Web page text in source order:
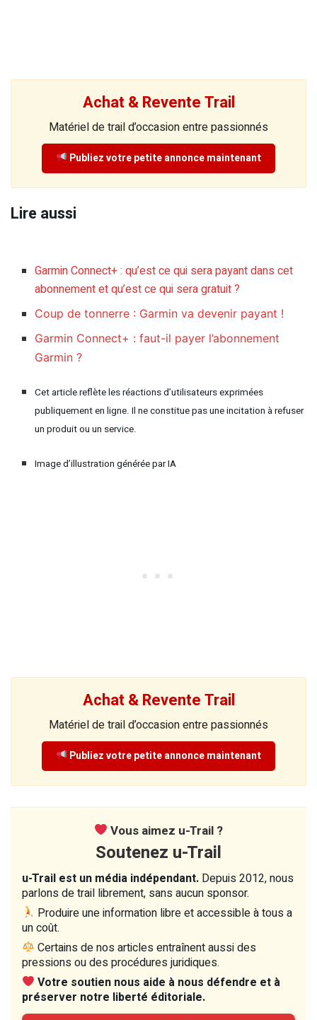
Achat & Revente Trail
Matériel de trail d’occasion entre passionnés
Publiez votre petite annonce maintenant
Lire aussi
Garmin Connect+ : qu’est ce qui sera payant dans cet
abonnement et qu’est ce qui sera gratuit ?
Coup de tonnerre : Garmin va devenir payant !
Garmin Connect+ : faut-il payer l’abonnement
Garmin ?
Cet article reflète les réactions d’utilisateurs exprimées
publiquement en ligne. Il ne constitue pas une incitation à refuser
un produit ou un service.
Image d’illustration générée par IA
Achat & Revente Trail
Matériel de trail d’occasion entre passionnés
Publiez votre petite annonce maintenant
Vous aimez u-Trail ?
Soutenez u-Trail
u-Trail est un média indépendant. Depuis 2012, nous
parlons de trail librement, sans aucun sponsor.
Produire une information libre et accessible à tous a
un coût.
Certains de nos articles entraînent aussi des
pressions ou des procédures juridiques.
Votre soutien nous aide à nous défendre et à
préserver notre liberté éditoriale.